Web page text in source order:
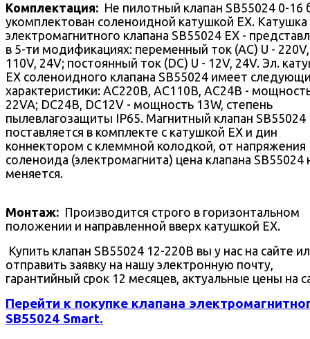
Комплектация: Не пилотный клапан SB55024 0-16
укомплектован соленоидной катушкой EX. Катушка
электромагнитного клапана SB55024 EX -
в 5-ти модификациях: переменный ток (AC) U - 220V,
110V, 24V; постоянный ток (DC) U - 12V, 24V. Эл.
EX соленоидного клапана SB55024 имеет
характеристики: AC220В, AC110В, AC24В -
22VA; DC24В, DC12V - мощность 13W, степень
пылевлагозащиты IP65. Магнитный клапан SB55024
поставляется в комплекте с катушкой EX и дин
коннектором с клеммной колодкой, от напряжения
соленоида (электромагнита) цена клапана SB55024
меняется.
Монтаж: Производится строго в горизонтальном
положении и направленной вверх катушкой EX.
Купить клапан SB55024 12-220В вы у нас на сайте
отправить заявку на нашу электронную почту,
гарантийный срок 12 месяцев, актуальные цены на
Перейти к покупке клапана
SB55024 Smart.